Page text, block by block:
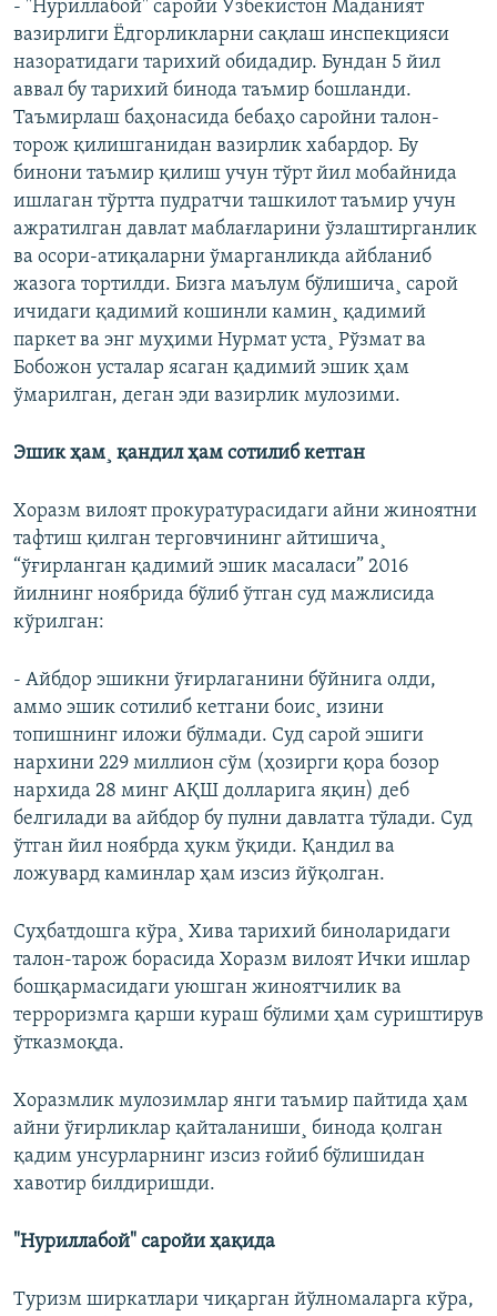
- "Нуриллабой" саройи Ўзбекистон Маданият
вазирлиги Ëдгорликларни сақлаш инспекцияси
назоратидаги тарихий обидадир. Бундан 5 йил
аввал бу тарихий бинода таъмир бошланди.
Таъмирлаш баҳонасида бебаҳо саройни талон-
торож қилишганидан вазирлик хабардор. Бу
бинони таъмир қилиш учун тўрт йил мобайнида
ишлаган тўртта пудратчи ташкилот таъмир учун
ажратилган давлат маблағларини ўзлаштирганлик
ва осори-атиқаларни ўмарганликда айбланиб
жазога тортилди. Бизга маълум бўлишича¸ сарой
ичидаги қадимий кошинли камин¸ қадимий
паркет ва энг муҳими Нурмат уста¸ Рўзмат ва
Бобожон усталар ясаган қадимий эшик ҳам
ўмарилган, деган эди вазирлик мулозими.
Эшик ҳам¸ қандил ҳам сотилиб кетган
Хоразм вилоят прокуратурасидаги айни жиноятни
тафтиш қилган терговчининг айтишича¸
“ўғирланган қадимий эшик масаласи” 2016
йилнинг ноябрида бўлиб ўтган суд мажлисида
кўрилган:
- Айбдор эшикни ўғирлаганини бўйнига олди,
аммо эшик сотилиб кетгани боис¸ изини
топишнинг иложи бўлмади. Суд сарой эшиги
нархини 229 миллион сўм (ҳозирги қора бозор
нархида 28 минг АҚШ долларига яқин) деб
белгилади ва айбдор бу пулни давлатга тўлади. Суд
ўтган йил ноябрда ҳукм ўқиди. Қандил ва
ложувард каминлар ҳам изсиз йўқолган.
Суҳбатдошга кўра¸ Хива тарихий биноларидаги
талон-тарож борасида Хоразм вилоят Ички ишлар
бошқармасидаги уюшган жиноятчилик ва
терроризмга қарши кураш бўлими ҳам суриштирув
ўтказмоқда.
Хоразмлик мулозимлар янги таъмир пайтида ҳам
айни ўғирликлар қайталаниши¸ бинода қолган
қадим унсурларнинг изсиз ғойиб бўлишидан
хавотир билдиришди.
"Нуриллабой" саройи ҳақида
Туризм ширкатлари чиқарган йўлномаларга кўра,